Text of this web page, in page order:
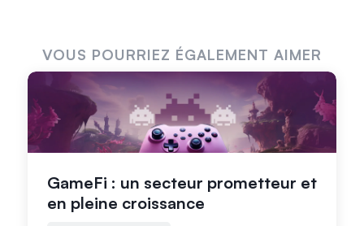
VOUS POURRIEZ ÉGALEMENT AIMER
GameFi : un secteur prometteur et
en pleine croissance